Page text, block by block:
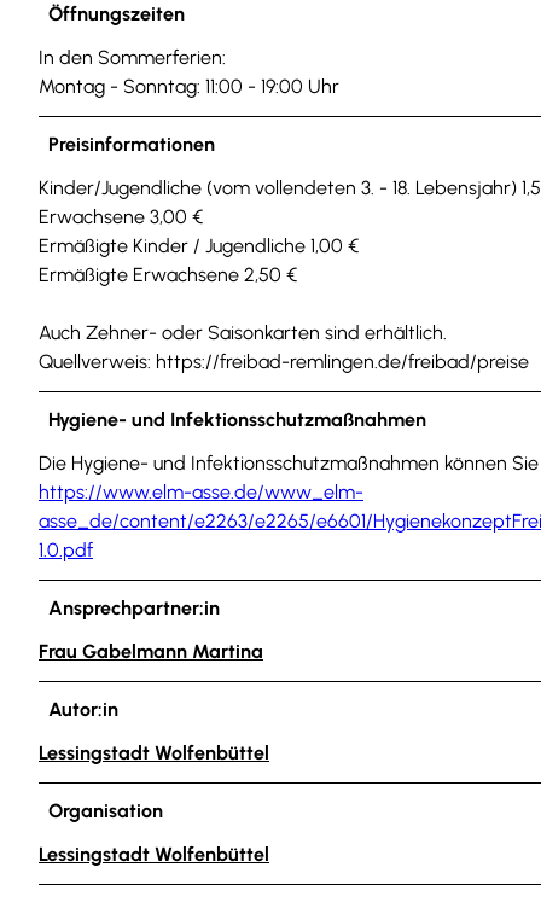
Öffnungszeiten
In den Sommerferien:
Montag - Sonntag: 11:00 - 19:00 Uhr
Preisinformationen
Kinder/Jugendliche (vom vollendeten 3. - 18. Lebensjahr)
Erwachsene 3,00 €
Ermäßigte Kinder / Jugendliche 1,00 €
Ermäßigte Erwachsene 2,50 €
Auch Zehner- oder Saisonkarten sind erhältlich.
Quellverweis: https://freibad-remlingen.de/freibad/preise
Hygiene- und Infektionsschutzmaßnahmen
Die Hygiene- und Infektionsschutzmaßnahmen können
https://www.elm-asse.de/www_elm-
asse_de/content/e2263/e2265/e6601/
1.0.pdf
Ansprechpartner:in
Frau Gabelmann Martina
Autor:in
Lessingstadt Wolfenbüttel
Organisation
Lessingstadt Wolfenbüttel